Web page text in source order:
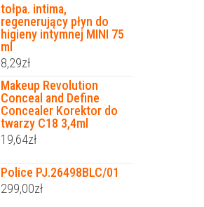
tołpa. intima,
regenerujący płyn do
higieny intymnej MINI 75
ml
8,29zł
Makeup Revolution
Conceal and Define
Concealer Korektor do
twarzy C18 3,4ml
19,64zł
Police PJ.26498BLC/01
299,00zł